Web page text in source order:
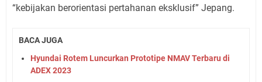
“kebijakan berorientasi pertahanan eksklusif” Jepang.
BACA JUGA
Hyundai Rotem Luncurkan Prototipe NMAV Terbaru di
ADEX 2023